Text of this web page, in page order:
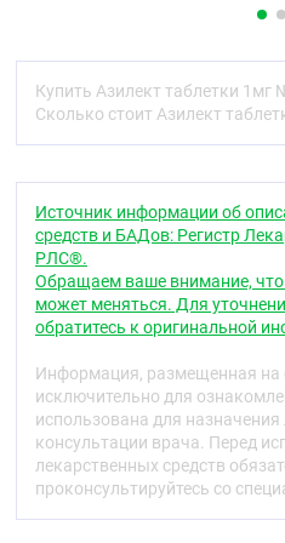
метаболизм дофамина. Он
этого фермента - МАО-А. В
ингибирующего действия
центральной нервной
которых наблюдается у
Паркинсона. Разагилин
нейропротекторным
В отличие от
препарат в
метаболизм поступающих
аминов (например,
гипертензивного
Фармакокинетика
Разагилин быстро
внутрь его максимальная
Купить Азилект таблетки 1мг
Сколько стоит Азилект
Источник информации об
средств и БАДов: Регистр
РЛС®.
Обращаем ваше внимание,
может меняться. Для
обратитесь к оригинальной
Информация, размещенная на
исключительно для
использована для
консультации врача. Перед
лекарственных средств
проконсультируйтесь со